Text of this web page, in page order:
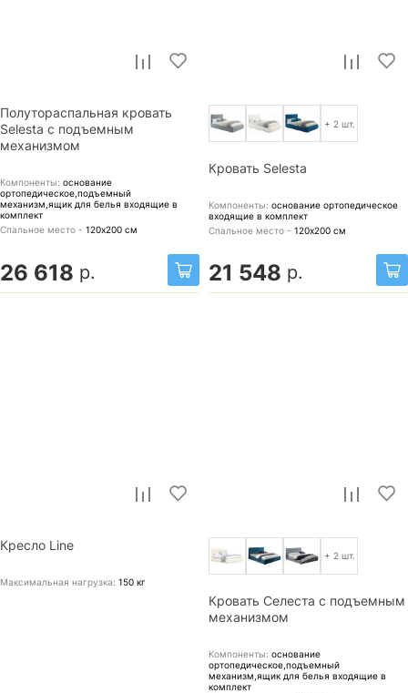
Полутораспальная кровать
Selesta с подъемным
механизмом
Компоненты: основание
ортопедическое,подъемный
механизм,ящик для белья входящие в
комплект
Спальное место - 120х200 см
26 618 р.
+ 2 шт.
Кровать Selesta
Компоненты: основание ортопедическое
входящие в комплект
Спальное место - 120х200 см
21 548 р.
Кресло Line
Максимальная нагрузка: 150 кг
+ 2 шт.
Кровать Селеста с подъемным
механизмом
Компоненты: основание
ортопедическое,подъемный
механизм,ящик для белья входящие в
комплект